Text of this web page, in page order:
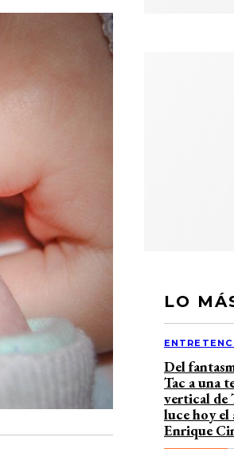
LO
Del
Tac a una
vertical de
luce hoy
Enrique